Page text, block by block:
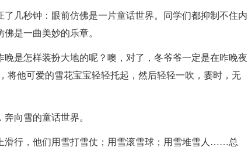
几秒钟：眼前仿佛是一片童话世界。同学们都抑制不住内
是一曲美妙的乐章。
是怎样装扮大地的呢？噢，对了，冬爷爷一定是在昨晚夜
将他可爱的雪花宝宝轻轻托起，然后轻轻一吹，霎时，无
向雪的童话世界。
滑行，他们用雪打雪仗；用雪滚雪球；用雪堆雪人……总